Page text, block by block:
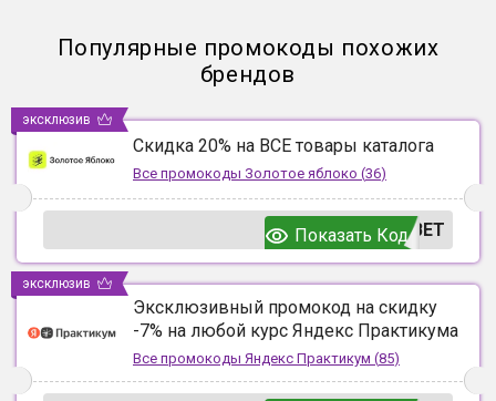
Популярные промокоды похожих
брендов
Скидка 20% на ВСЕ товары каталога
Все промокоды Золотое яблоко (36)
ВЕТ
Показать Код
эксклюзив
Эксклюзивный промокод на скидку
-7% на любой курс Яндекс Практикума
Все промокоды Яндекс Практикум (85)
эксклюзив